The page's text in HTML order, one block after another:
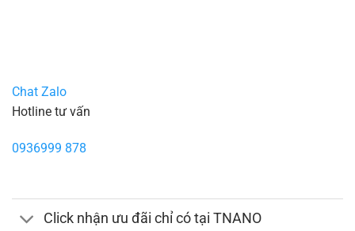
Chat Zalo
Hotline tư vấn
0936999 878
Click nhận ưu đãi chỉ có tại TNANO